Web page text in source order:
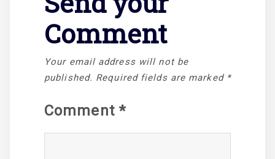
Comment
Your email address will not be
published. Required fields are marked *
Comment *